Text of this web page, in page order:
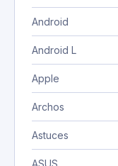
Android
Android L
Apple
Archos
Astuces
ASUS